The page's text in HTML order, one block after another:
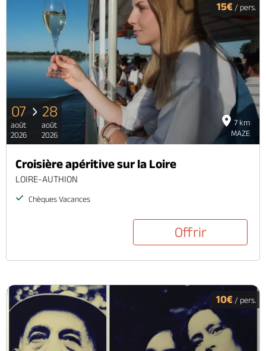
7 km
MAZE
15€ / pers.
07
août
2026
28
août
2026
Croisière apéritive sur la Loire
LOIRE-AUTHION
Chèques Vacances
Offrir
10€ / pers.